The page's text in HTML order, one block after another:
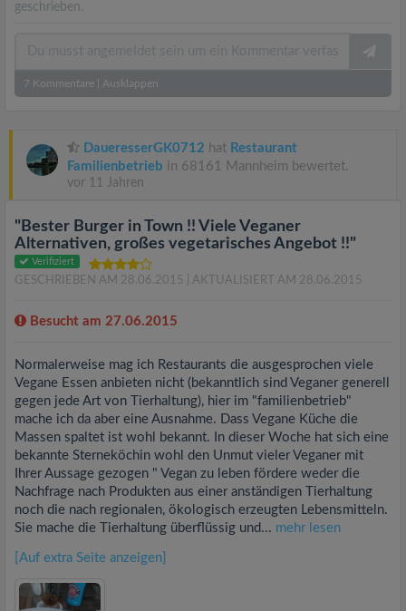
geschrieben.
7 Kommentare Ausklappen
DaueresserGK0712 hat Restaurant
Familienbetrieb in 68161 Mannheim bewertet.
vor 11 Jahren
"Bester Burger in Town !! Viele Veganer
Alternativen, großes vegetarisches Angebot !!"
Verifiziert
GESCHRIEBEN AM 28.06.2015 | AKTUALISIERT AM 28.06.2015
Besucht am 27.06.2015
Normalerweise mag ich Restaurants die ausgesprochen viele
Vegane Essen anbieten nicht (bekanntlich sind Veganer generell
gegen jede Art von Tierhaltung), hier im "familienbetrieb"
mache ich da aber eine Ausnahme. Dass Vegane Küche die
Massen spaltet ist wohl bekannt. In dieser Woche hat sich eine
bekannte Sterneköchin wohl den Unmut vieler Veganer mit
Ihrer Aussage gezogen " Vegan zu leben fördere weder die
Nachfrage nach Produkten aus einer anständigen Tierhaltung
noch die nach regionalen, ökologisch erzeugten Lebensmitteln.
Sie mache die Tierhaltung überflüssig und... mehr lesen
[Auf extra Seite anzeigen]